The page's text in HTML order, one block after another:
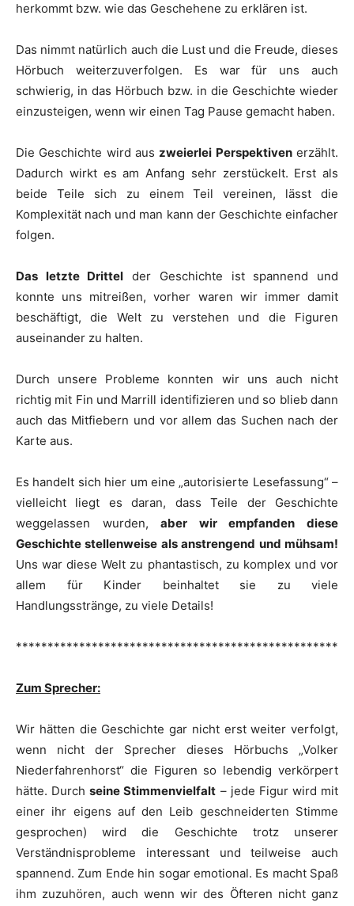
herkommt bzw. wie das Geschehene zu erklären ist.
Das nimmt natürlich auch die Lust und die Freude, dieses
Hörbuch weiterzuverfolgen. Es war für uns auch
schwierig, in das Hörbuch bzw. in die Geschichte wieder
einzusteigen, wenn wir einen Tag Pause gemacht haben.
Die Geschichte wird auszweierlei Perspektivenerzählt.
Dadurch wirkt es am Anfang sehr zerstückelt. Erst als
beide Teile sich zu einem Teil vereinen, lässt die
Komplexität nach und man kann der Geschichte einfacher
folgen.
Das letzte Drittel der Geschichte ist spannend und
konnte uns mitreißen, vorher waren wir immer damit
beschäftigt, die Welt zu verstehen und die Figuren
auseinander zu halten.
Durch unsere Probleme konnten wir uns auch nicht
richtig mit Fin und Marrill identifizieren und so blieb dann
auch das Mitfiebern und vor allem das Suchen nach der
Karte aus.
Es handelt sich hier um eine „autorisierte Lesefassung“ –
vielleicht liegt es daran, dass Teile der Geschichte
weggelassen wurden,aber wir empfanden diese
Geschichte stellenweise als anstrengend und mühsam!
Uns war diese Welt zu phantastisch, zu komplex und vor
allem für Kinder beinhaltet sie zu viele
Handlungsstränge, zu viele Details!
***************************************************
Zum Sprecher:
Wir hätten die Geschichte gar nicht erst weiter verfolgt,
wenn nicht der Sprecher dieses Hörbuchs „Volker
Niederfahrenhorst“ die Figuren so lebendig verkörpert
hätte. Durchseine Stimmenvielfalt – jede Figur wird mit
einer ihr eigens auf den Leib geschneiderten Stimme
gesprochen) wird die Geschichte trotz unserer
Verständnisprobleme interessant und teilweise auch
spannend. Zum Ende hin sogar emotional. Es macht Spaß
ihm zuzuhören, auch wenn wir des Öfteren nicht ganz